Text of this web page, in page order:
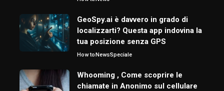
GeoSpy.ai è davvero in grado di
localizzarti? Questa app indovina la
tua posizione senza GPS
How toNewsSpeciale
Whooming , Come scoprire le
chiamate in Anonimo sul cellulare